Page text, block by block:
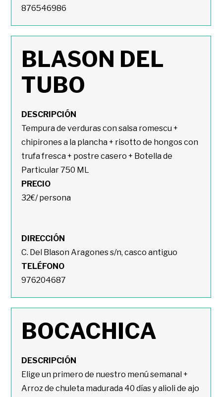
876546986
BLASON DEL
TUBO
DESCRIPCIÓN
Tempura de verduras con salsa romescu +
chipirones a la plancha + risotto de hongos con
trufa fresca + postre casero + Botella de
Particular 750 ML
PRECIO
32€/ persona
DIRECCIÓN
C. Del Blason Aragones s/n, casco antiguo
TELÉFONO
976204687
BOCACHICA
DESCRIPCIÓN
Elige un primero de nuestro menú semanal +
Arroz de chuleta madurada 40 días y alioli de ajo